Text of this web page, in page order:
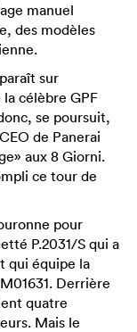
manuel
des modèles
sur
célèbre GPF
se poursuit,
de Panerai
aux 8 Giorni.
ce tour de
pour
P.2031/S qui a
qui équipe la
Derrière
quatre
Mais le